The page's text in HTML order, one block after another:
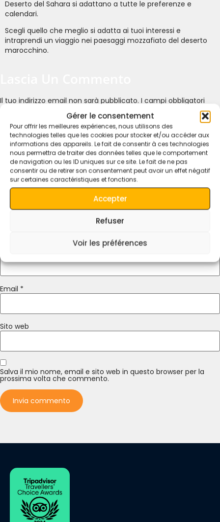
Gérer le consentement
Pour offrir les meilleures expériences, nous utilisons des
technologies telles que les cookies pour stocker et/ou accéder aux
informations des appareils. Le fait de consentir à ces technologies
nous permettra de traiter des données telles que le comportement
de navigation ou les ID uniques sur ce site. Le fait de ne pas
consentir ou de retirer son consentement peut avoir un effet négatif
sur certaines caractéristiques et fonctions.
Accepter
Refuser
Voir les préférences
Deserto del Sahara si adattano a tutte le preferenze e
calendari.
Scegli quello che meglio si adatta ai tuoi interessi e
intraprendi un viaggio nei paesaggi mozzafiato del deserto
marocchino.
Il tuo indirizzo email non sarà pubblicato. I campi obbligatori
sono contrassegnati *
Commento*
Email *
Sito web
Salva il mio nome, email e sito web in questo browser per la
prossima volta che commento.